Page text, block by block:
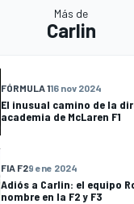
Más de
Carlin
FÓRMULA 116 nov 2024
El inusual camino de la
academia de McLaren F1
FIA F29 ene 2024
Adiós a Carlin: el equipo
nombre en la F2 y F3